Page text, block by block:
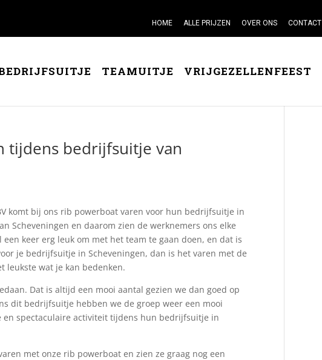
HOME ALLE PRIJZEN OVER ONS CONTACT
TEAMUITJE VRIJGEZELLENFEEST
tijdens bedrijfsuitje van
komt bij ons rib powerboat varen voor hun bedrijfsuitje in
Scheveningen en daarom zien de werknemers ons elke
keer erg leuk om met het team te gaan doen, en dat is
je bedrijfsuitje in Scheveningen, dan is het varen met de
leukste wat je kan bedenken.
Dat is altijd een mooi aantal gezien we dan goed op
dit bedrijfsuitje hebben we de groep weer een mooi
en spectaculaire activiteit tijdens hun bedrijfsuitje in
met onze rib powerboat en zien ze graag nog een